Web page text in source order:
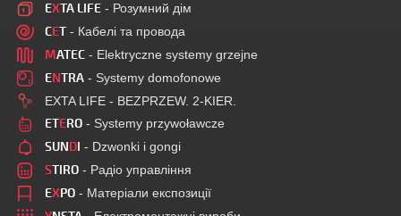
EXTA LIFE - Розумний дім
CET - Кабелі та провода
MATEC - Elektryczne systemy grzejne
ENTRA - Systemy domofonowe
EXTA LIFE - BEZPRZEW. 2-KIER.
ETERO - Systemy przywoławcze
SUNDI - Dzwonki i gongi
STIRO - Радіо управління
EXPO - Матеріали експозиції